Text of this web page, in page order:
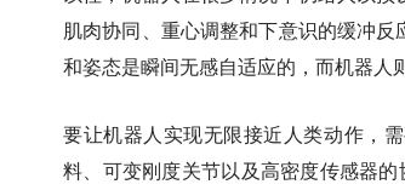
肌肉协同、重心调整和下意识的缓冲
和姿态是瞬间无感自适应的，而机器人
要让机器人实现无限接近人类动作，
料、可变刚度关节以及高密度传感器